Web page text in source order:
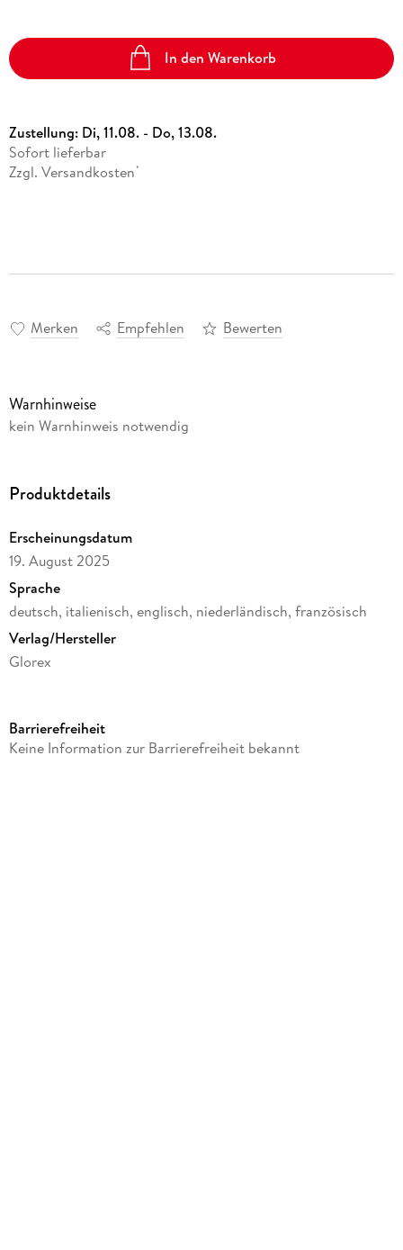
In den Warenkorb
Zustellung: Di, 11.08. - Do, 13.08.
Sofort lieferbar
Zzgl. Versandkosten *
Merken Empfehlen Bewerten
Warnhinweise
kein Warnhinweis notwendig
Produktdetails
Erscheinungsdatum
19. August 2025
Sprache
deutsch, italienisch, englisch, niederländisch, französisch
Verlag/Hersteller
Glorex
Gewicht
Barrierefreiheit
Keine Information zur Barrierefreiheit bekannt